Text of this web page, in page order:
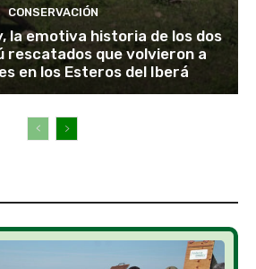
CONSERVACIÓN
la emotiva historia de los dos
rescatados que volvieron a
en los Esteros del Iberá